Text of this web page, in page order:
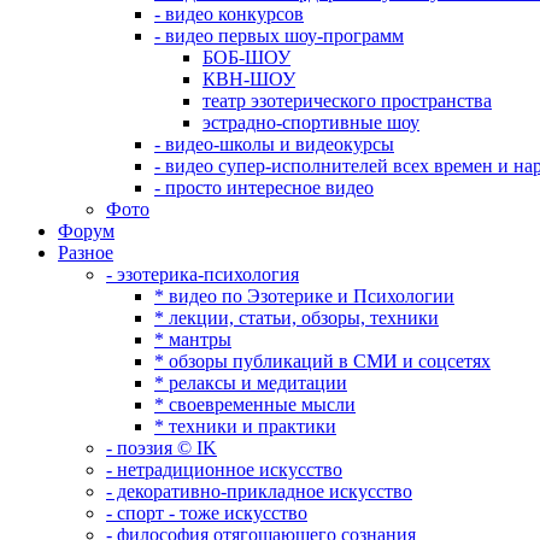
- видео конкурсов
- видео первых шоу-программ
БОБ-ШОУ
КВН-ШОУ
театр эзотерического пространства
эстрадно-спортивные шоу
- видео-школы и видеокурсы
- видео супер-исполнителей всех времен и
- просто интересное видео
Фото
Форум
Разное
- эзотерика-психология
* видео по Эзотерике и Психологии
* лекции, статьи, обзоры, техники
* мантры
* обзоры публикаций в СМИ и соцсетях
* релаксы и медитации
* своевременные мысли
* техники и практики
- поэзия © IK
- нетрадиционное искусство
- декоративно-прикладное искусство
- спорт - тоже искусство
- философия отягощающего сознания